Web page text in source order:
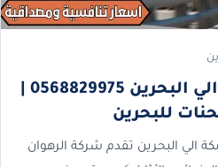
للبحرين
البحرين تقدم شركة الرهوان